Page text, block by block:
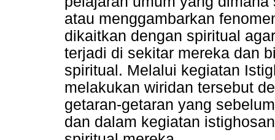
atau menggambarkan
dikaitkan dengan spiritual
terjadi di sekitar mereka dan
spiritual. Melalui kegiatan
melakukan wiridan tersebut
getaran-getaran yang
dan dalam kegiatan